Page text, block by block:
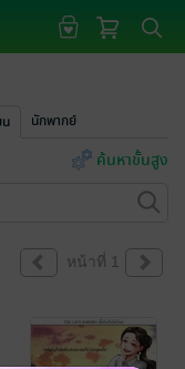
นักพากย์
ค้นหาขั้นสูง
หน้าที่ 1